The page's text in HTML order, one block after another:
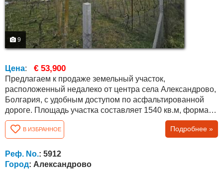
9
Цена: € 53,900
Предлагаем к продаже земельный участок,
расположенный недалеко от центра села Александрово,
Болгария, с удобным доступом по асфальтированной
дороге. Площадь участка составляет 1540 кв.м, форма
— трапециевидная, с лицом к улице 16 метров, глубиной
около 70 метров и задней границей около 30 метров.
Участок позволяет гибкое планирование и различные
варианты застройки. Подходит для жилищного
строительства, разрешено низкое...
В ИЗБРАННОЕ Подробнее »
Реф. No.: 5912
Город: Александрово